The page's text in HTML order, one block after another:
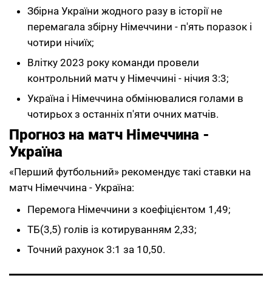
Збірна України жодного разу в історії не
перемагала збірну Німеччини - п'ять поразок і
чотири нічиїх;
Влітку 2023 року команди провели
контрольний матч у Німеччині - нічия 3:3;
Україна і Німеччина обмінювалися голами в
чотирьох з останніх п'яти очних матчів.
Прогноз на матч Німеччина -
Україна
«Перший футбольний» рекомендує такі ставки на
матч Німеччина - Україна:
Перемога Німеччини з коефіцієнтом 1,49;
ТБ(3,5) голів із котируванням 2,33;
Точний рахунок 3:1 за 10,50.